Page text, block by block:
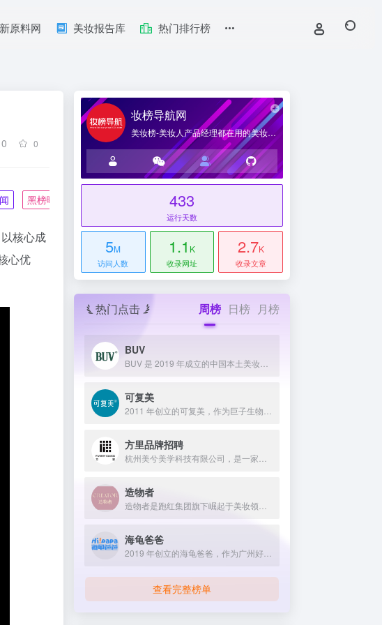
新原料网 美妆报告库 热门排行榜
0 0
黑榜曝光台
以核心成
心优
妆榜导航网
美妆榜-美妆人产品经理都在用的美妆产业导航网站
433
运行天数
5M
访问人数
1.1 K
收录网址
2.7K
收录文章
热门点击 周榜 日榜 月榜
BUV
可复美
方里品牌招聘
造物者
海龟爸爸
查看完整榜单